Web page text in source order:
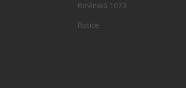
Brněnská 1073
Rosice